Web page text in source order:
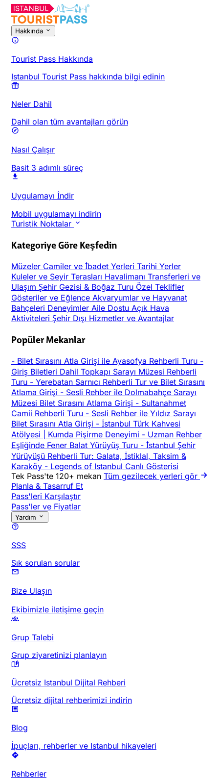
Hakkında
Tourist Pass Hakkında
Istanbul Tourist Pass hakkında bilgi edinin
Neler Dahil
Dahil olan tüm avantajları görün
Nasıl Çalışır
Basit 3 adımlı süreç
Uygulamayı İndir
Mobil uygulamayı indirin
Turistik Noktalar
Kategoriye Göre Keşfedin
Müzeler Camiler ve İbadet Yerleri Tarihi Yerler
Kuleler ve Seyir Terasları Havalimanı Transferleri ve
Ulaşım Şehir Gezisi & Boğaz Turu Özel Teklifler
Gösteriler ve Eğlence Akvaryumlar ve Hayvanat
Bahçeleri Deneyimler Aile Dostu Açık Hava
Aktiviteleri Şehir Dışı Hizmetler ve Avantajlar
Popüler Mekanlar
- Bilet Sırasını Atla Girişi ile Ayasofya Rehberli Turu -
Giriş Biletleri Dahil Topkapı Sarayı Müzesi Rehberli
Turu - Yerebatan Sarnıcı Rehberli Tur ve Bilet Sırasını
Atlama Girişi - Sesli Rehber ile Dolmabahçe Sarayı
Müzesi Bilet Sırasını Atlama Girişi - Sultanahmet
Camii Rehberli Turu - Sesli Rehber ile Yıldız Sarayı
Bilet Sırasını Atla Girişi - İstanbul Türk Kahvesi
Atölyesi | Kumda Pişirme Deneyimi - Uzman Rehber
Eşliğinde Fener Balat Yürüyüş Turu - İstanbul Şehir
Yürüyüşü Rehberli Tur: Galata, İstiklal, Taksim &
Karaköy - Legends of Istanbul Canlı Gösterisi
Tek Pass'te 120+ mekan Tüm gezilecek yerleri gör
Planla & Tasarruf Et
Pass'leri Karşılaştır
Pass'ler ve Fiyatlar
Yardım
SSS
Sık sorulan sorular
Bize Ulaşın
Ekibimizle iletişime geçin
Grup Talebi
Grup ziyaretinizi planlayın
Ücretsiz Istanbul Dijital Rehberi
Ücretsiz dijital rehberimizi indirin
Blog
İpuçları, rehberler ve Istanbul hikayeleri
Rehberler